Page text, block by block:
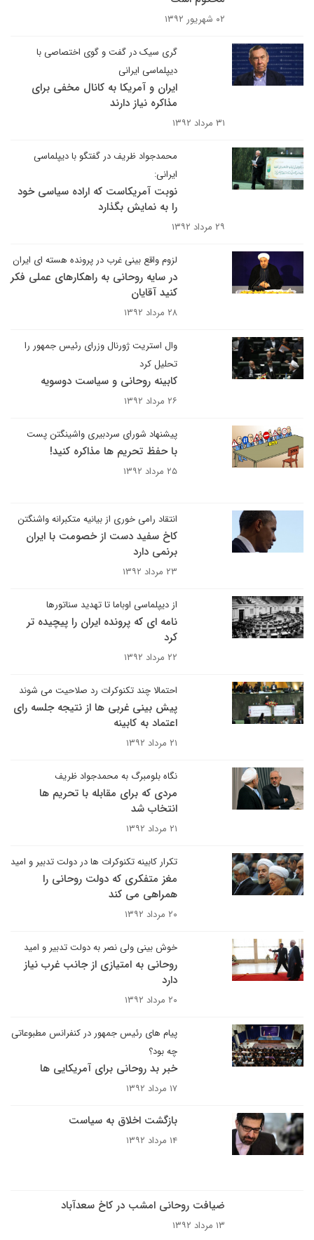
۰۲ شهریور ۱۳۹۲
گری سیک در گفت و گوی اختصاصی با
دیپلماسی ایرانی
ایران و آمریکا به کانال مخفی برای
مذاکره نیاز دارند
۳۱ مرداد ۱۳۹۲
محمدجواد ظریف در گفتگو با دیپلماسی
ایرانی:
نوبت آمریکاست که اراده سیاسی خود
را به نمایش بگذارد
۲۹ مرداد ۱۳۹۲
لزوم واقع بینی غرب در پرونده هسته ای ایران
در سایه روحانی به راهکارهای عملی فکر
کنید آقایان
۲۸ مرداد ۱۳۹۲
وال استریت ژورنال وزرای رئیس جمهور را
تحلیل کرد
کابینه روحانی و سیاست دوسویه
۲۶ مرداد ۱۳۹۲
پیشنهاد شورای سردبیری واشینگتن پست
با حفظ تحریم ها مذاکره کنید!
۲۵ مرداد ۱۳۹۲
انتقاد رامی خوری از بیانیه متکبرانه واشنگتن
کاخ سفید دست از خصومت با ایران
برنمی دارد
۲۳ مرداد ۱۳۹۲
از دیپلماسی اوباما تا تهدید سناتورها
نامه ای که پرونده ایران را پیچیده تر
کرد
۲۲ مرداد ۱۳۹۲
احتمالا چند تکنوکرات رد صلاحیت می شوند
پیش بینی غربی ها از نتیجه جلسه رای
اعتماد به کابینه
۲۱ مرداد ۱۳۹۲
نگاه بلومبرگ به محمدجواد ظریف
مردی که برای مقابله با تحریم ها
انتخاب شد
۲۱ مرداد ۱۳۹۲
تکرار کابینه تکنوکرات ها در دولت تدبیر و امید
مغز متفکری که دولت روحانی را
همراهی می کند
۲۰ مرداد ۱۳۹۲
خوش بینی ولی نصر به دولت تدبیر و امید
روحانی به امتیازی از جانب غرب نیاز
دارد
۲۰ مرداد ۱۳۹۲
پیام های رئیس جمهور در کنفرانس مطبوعاتی
چه بود؟
خبر بد روحانی برای آمریکایی ها
۱۷ مرداد ۱۳۹۲
بازگشت اخلاق به سیاست
۱۴ مرداد ۱۳۹۲
ضیافت روحانی امشب در کاخ سعدآباد
۱۳ مرداد ۱۳۹۲